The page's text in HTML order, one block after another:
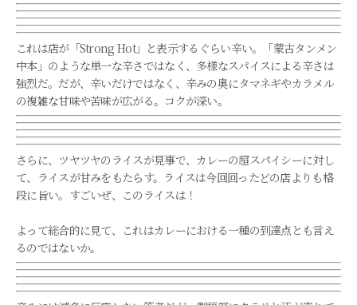
これは店が「Strong Hot」と表示するぐらい辛い。「蒙古タンメン
中本」のような単一な辛さではなく、多様なスパイスによる辛さは
強烈だ。だが、辛いだけではなく、辛みの奥にタマネギやカラメル
の複雑な甘味や苦味が広がる。コクが深い。
さらに、ツヤツヤのライスが見事で、カレーの超スパイシーに対し
て、ライスが甘みをもたらす。ライスは今回回ったどの店よりも格
段に旨い。すごいぜ、このライスは！
よって総合的に見て、これはカレーにおける一種の到達点とも言え
るのではないか。